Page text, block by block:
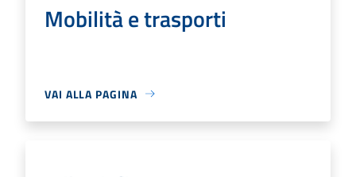
Mobilità e trasporti
VAI ALLA PAGINA